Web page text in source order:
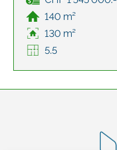
140 m²
130 m²
5.5